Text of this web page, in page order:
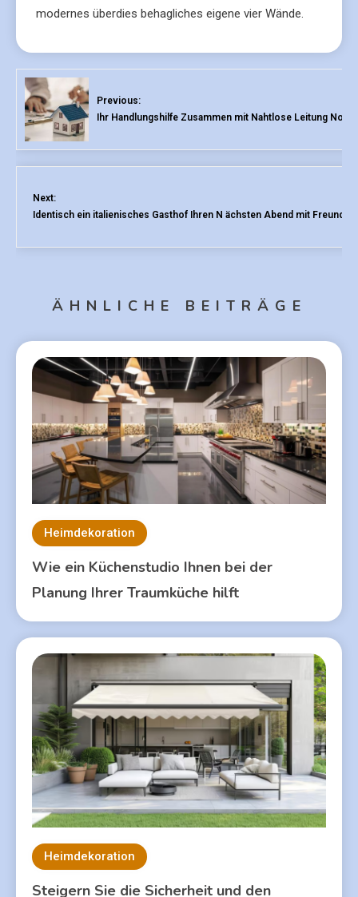
modernes überdies behagliches eigene vier Wände.
Previous:
Ihr Handlungshilfe Zusammen mit Nahtlose Leitung
Next:
Identisch ein italienisches Gasthof Ihren N ächsten Abend mit
ÄHNLICHE BEITRÄGE
Heimdekoration
Wie ein Küchenstudio Ihnen bei der
Planung Ihrer Traumküche hilft
Heimdekoration
Steigern Sie die Sicherheit und den